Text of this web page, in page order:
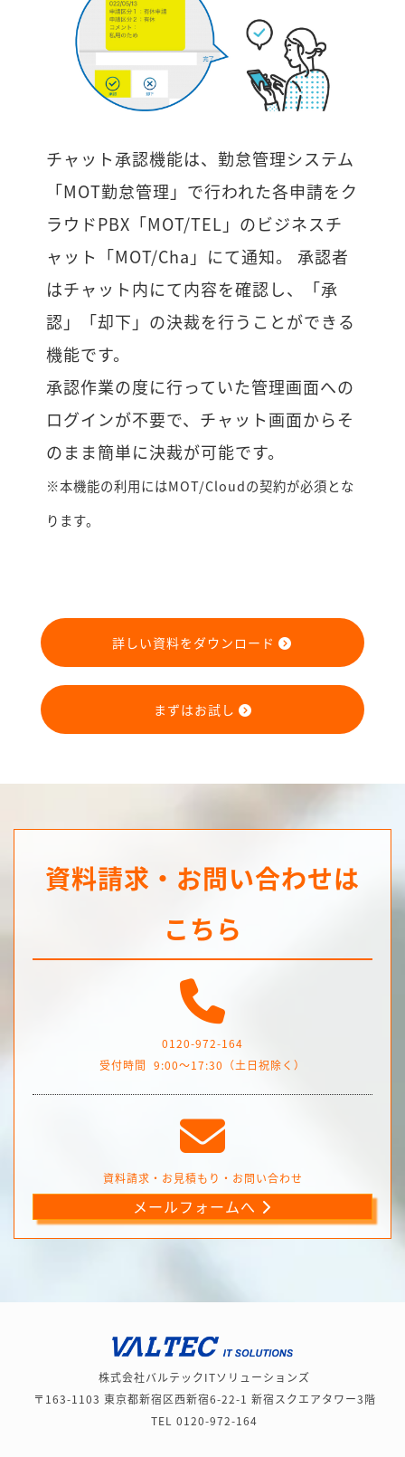
チャット承認機能は、勤怠管理システム
「MOT勤怠管理」で行われた各申請をク
ラウドPBX「MOT/TEL」のビジネスチ
ャット「MOT/Cha」にて通知。 承認者
はチャット内にて内容を確認し、「承
認」「却下」の決裁を行うことができる
機能です。
承認作業の度に行っていた管理画面への
ログインが不要で、チャット画面からそ
のまま簡単に決裁が可能です。
※本機能の利用にはMOT/Cloudの契約が必須とな
ります。
詳しい資料をダウンロード
まずはお試し
資料請求・お問い合わせは
こちら
0120-972-164
受付時間 9:00～17:30（土日祝除く）
資料請求・お見積もり・お問い合わせ
メールフォームへ
株式会社バルテックITソリューションズ
〒163-1103 東京都新宿区西新宿6-22-1 新宿スクエアタワー3階
TEL 0120-972-164